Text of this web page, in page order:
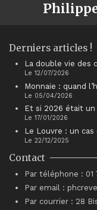
Derniers articles !
La double vie des
Le 12/07/2026
Monnaie : quand
Le 05/04/2026
Et si 2026 était un
Le 17/01/2026
Le Louvre : un cas
Le 22/12/2025
Contact
Par téléphone : 01
Par email :
Par courrier : 28